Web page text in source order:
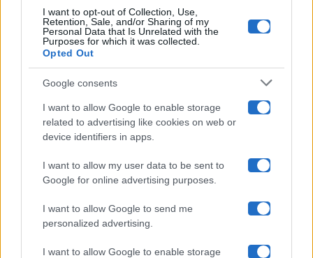
I want to opt-out of Collection, Use,
Retention, Sale, and/or Sharing of my
Personal Data that Is Unrelated with the
Purposes for which it was collected.
Opted Out
Google consents
I want to allow Google to enable storage
related to advertising like cookies on web or
device identifiers in apps.
I want to allow my user data to be sent to
Google for online advertising purposes.
I want to allow Google to send me
personalized advertising.
I want to allow Google to enable storage
Grande Fratello
Isola Dei Famosi
Uomini E Donne
Maste S.r.l.
Chi siamo
Collabora con noi